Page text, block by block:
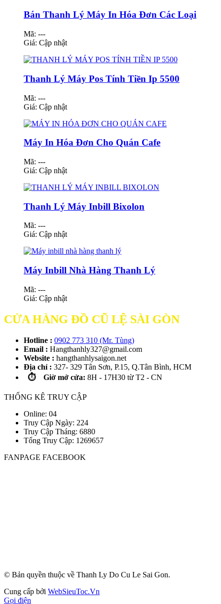
Bán Thanh Lý Máy In Hóa Đơn Các Loại
Mã: ---
Giá: Cập nhật
Thanh Lý Máy Pos Tính Tiền Ip 5500
Mã: ---
Giá: Cập nhật
Máy In Hóa Đơn Cho Quán Cafe
Mã: ---
Giá: Cập nhật
Thanh Lý Máy Inbill Bixolon
Mã: ---
Giá: Cập nhật
Máy Inbill Nhà Hàng Thanh Lý
Mã: ---
Giá: Cập nhật
CỬA HÀNG ĐỒ CŨ LỆ SÀI GÒN
Hotline : 0902 773 310 (Mr. Tùng)
Email : Hangthanhly327@gmail.com
Website : hangthanhlysaigon.net
Địa chỉ : 327- 329 Tân Sơn, P.15, Q.Tân Bình, HCM
⏱️ Giờ mở cửa: 8H - 17H30 từ T2 - CN
THỐNG KÊ TRUY CẬP
Online: 04
Truy Cập Ngày: 224
Truy Cập Tháng: 6880
Tổng Truy Cập: 1 269657
FANPAGE FACEBOOK
© Bản quyền thuộc về Thanh Ly Do Cu Le Sai Gon.
Cung cấp bởi WebSieuToc.Vn
Gọi điện